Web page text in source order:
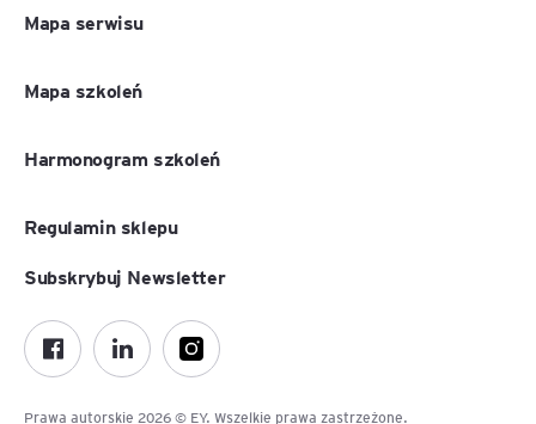
Mapa serwisu
Mapa szkoleń
Harmonogram szkoleń
Regulamin sklepu
Prawa autorskie 2026 © EY. Wszelkie prawa zastrzeżone.
Subskrybuj Newsletter